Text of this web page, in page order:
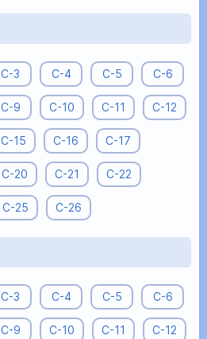
С-3 С-4 С-5 С-6
С-9 С-10 С-11 С-12
С-15 С-16 С-17
С-20 С-21 С-22
С-25 С-26
С-3 С-4 С-5 С-6
С-9 С-10 С-11 С-12